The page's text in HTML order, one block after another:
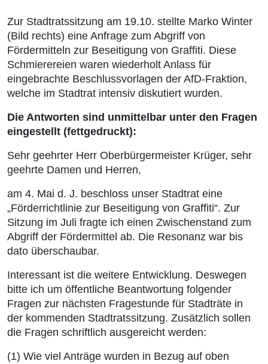
Zur Stadtratssitzung am 19.10. stellte Marko Winter
(Bild rechts) eine Anfrage zum Abgriff von
Fördermitteln zur Beseitigung von Graffiti. Diese
Schmierereien waren wiederholt Anlass für
eingebrachte Beschlussvorlagen der AfD-Fraktion,
welche im Stadtrat intensiv diskutiert wurden.
Die Antworten sind unmittelbar unter den Fragen
eingestellt (fettgedruckt):
Sehr geehrter Herr Oberbürgermeister Krüger, sehr
geehrte Damen und Herren,
am 4. Mai d. J. beschloss unser Stadtrat eine
„Förderrichtlinie zur Beseitigung von Graffiti“. Zur
Sitzung im Juli fragte ich einen Zwischenstand zum
Abgriff der Fördermittel ab. Die Resonanz war bis
dato überschaubar.
Interessant ist die weitere Entwicklung. Deswegen
bitte ich um öffentliche Beantwortung folgender
Fragen zur nächsten Fragestunde für Stadträte in
der kommenden Stadtratssitzung. Zusätzlich sollen
die Fragen schriftlich ausgereicht werden:
(1) Wie viel Anträge wurden in Bezug auf oben